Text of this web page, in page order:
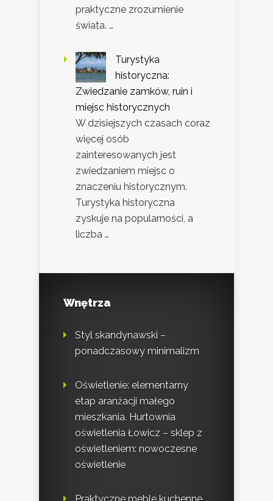
praktyczne zrozumienie
świata. …
Turystyka
historyczna:
Zwiedzanie zamków, ruin i
miejsc historycznych
W dzisiejszych czasach coraz
więcej osób
zainteresowanych jest
zwiedzaniem miejsc o
znaczeniu historycznym.
Turystyka historyczna
zyskuje na popularności, a
liczba …
Wnętrza
Styl skandynawski –
ponadczasowy minimalizm
Oświetlenie: elementarny
etap aranżacji małego
mieszkania. Hurtownia
oświetlenia Łowicz – sklep z
oświetleniem: nowoczesne
oświetlenie